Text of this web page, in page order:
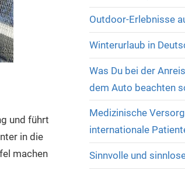
und führt
in die
machen
Outdoor-Erlebnisse
Winterurlaub in
Was Du bei der
dem Auto beachten
Medizinische
internationale
Sinnvolle und